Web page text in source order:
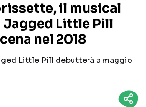
TESTI CANZONI
TOUR ED EVENTI
TALENT SHOW
il musical
Jagged Little Pill
nel 2018
Little Pill debutterà a maggio